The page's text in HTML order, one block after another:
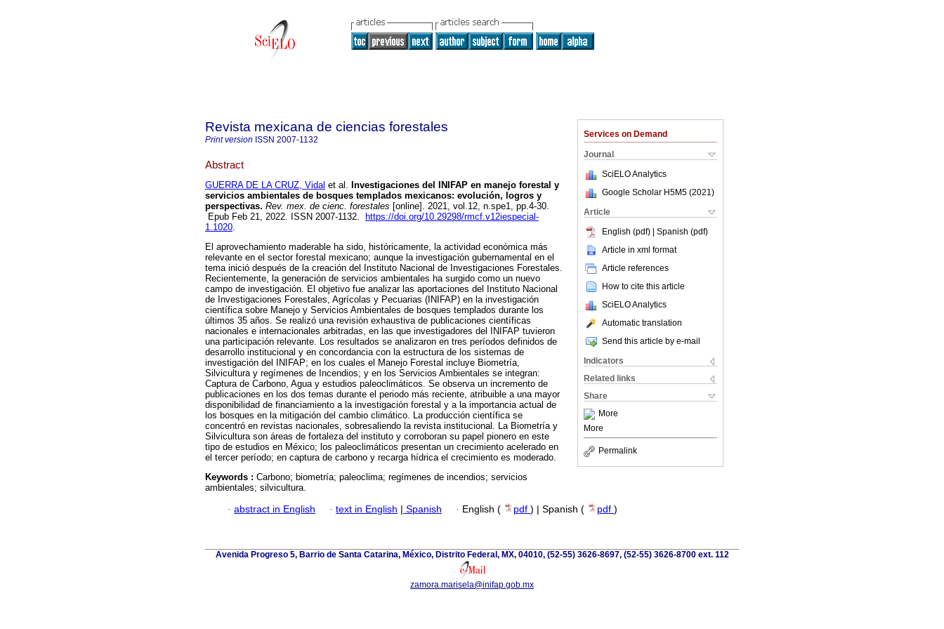
Services on Demand
Journal
SciELO Analytics
Google Scholar H5M5 (2021 )
Article
English (pdf) | Spanish (pdf)
Article in xml format
Article references
How to cite this article
SciELO Analytics
Automatic translation
Send this article by e-mail
Indicators
Related links
Share
More
More
Permalink
Revista mexicana de ciencias forestales
Print version ISSN 2007-1132
Abstract
GUERRA DE LA CRUZ, Vidal et al. Investigaciones del INIFAP en manejo forestal y
servicios ambientales de bosques templados mexicanos: evolución, logros y
perspectivas. Rev. mex. de cienc. forestales [online]. 2021, vol.12, n.spe1, pp.4-30.
Epub Feb 21, 2022. ISSN 2007-1132.
https://doi.org/10.29298/rmcf.v12iespecial-
1.1020.
El aprovechamiento maderable ha sido, históricamente, la actividad económica más
relevante en el sector forestal mexicano; aunque la investigación gubernamental en el
tema inició después de la creación del Instituto Nacional de Investigaciones Forestales.
Recientemente, la generación de servicios ambientales ha surgido como un nuevo
campo de investigación. El objetivo fue analizar las aportaciones del Instituto Nacional
de Investigaciones Forestales, Agrícolas y Pecuarias (INIFAP) en la investigación
científica sobre Manejo y Servicios Ambientales de bosques templados durante los
últimos 35 años. Se realizó una revisión exhaustiva de publicaciones científicas
nacionales e internacionales arbitradas, en las que investigadores del INIFAP tuvieron
una participación relevante. Los resultados se analizaron en tres períodos definidos de
desarrollo institucional y en concordancia con la estructura de los sistemas de
investigación del INIFAP; en los cuales el Manejo Forestal incluye Biometría,
Silvicultura y regímenes de Incendios; y en los Servicios Ambientales se integran:
Captura de Carbono, Agua y estudios paleoclimáticos. Se observa un incremento de
publicaciones en los dos temas durante el periodo más reciente, atribuible a una mayor
disponibilidad de financiamiento a la investigación forestal y a la importancia actual de
los bosques en la mitigación del cambio climático. La producción científica se
concentró en revistas nacionales, sobresaliendo la revista institucional. La Biometría y
Silvicultura son áreas de fortaleza del instituto y corroboran su papel pionero en este
tipo de estudios en México; los paleoclimáticos presentan un crecimiento acelerado en
el tercer período; en captura de carbono y recarga hídrica el crecimiento es moderado.
Keywords : Carbono; biometría; paleoclima; regímenes de incendios; servicios
ambientales; silvicultura.
· abstract in English · text in English | Spanish · English ( pdf ) | Spanish ( pdf )
Avenida Progreso 5, Barrio de Santa Catarina, México, Distrito Federal, MX, 04010, (52-55) 3626-8697, (52-55) 3626-8700 ext. 112
zamora.marisela@inifap.gob.mx